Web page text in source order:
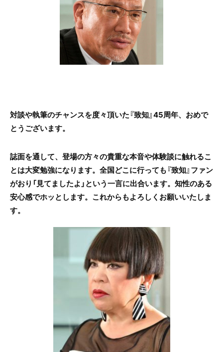
対談や執筆のチャンスを度々頂いた『致知』45周年、おめで
とうございます。
誌面を通して、登場の方々の貴重な本音や体験談に触れるこ
とは大変勉強になります。全国どこに行っても『致知』ファン
がおり「見てましたよ」という一言に出合います。知性のある
安心感でホッとします。これからもよろしくお願いいたしま
す。